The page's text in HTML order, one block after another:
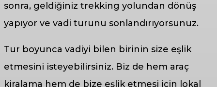
sonra, geldiğiniz trekking yolundan dönüş
yapıyor ve vadi turunu sonlandırıyorsunuz.
Tur boyunca vadiyi bilen birinin size eşlik
etmesini isteyebilirsiniz. Biz de hem araç
kiralama hem de bize eşlik etmesi için lokal